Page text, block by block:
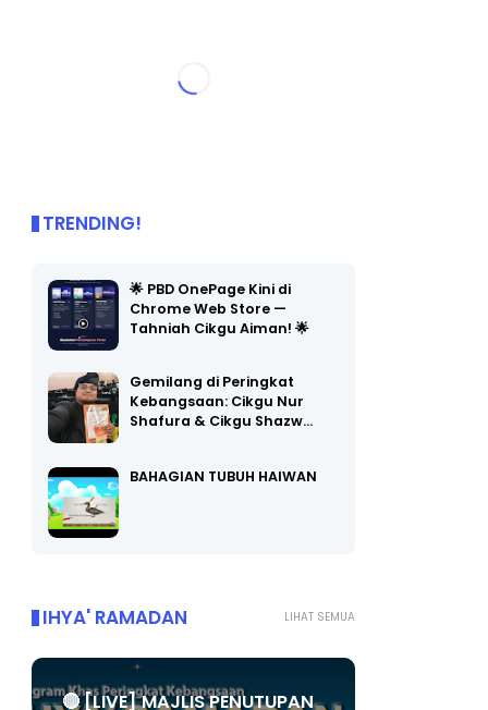
TRENDING!
🌟 PBD OnePage Kini di
Chrome Web Store —
Tahniah Cikgu Aiman! 🌟
Gemilang di Peringkat
Kebangsaan: Cikgu Nur
Shafura & Cikgu Shazw…
BAHAGIAN TUBUH HAIWAN
LIHAT SEMUA
IHYA' RAMADAN
🔴 [LIVE] MAJLIS PENUTUPAN